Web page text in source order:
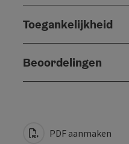
Toegankelijkheid
Beoordelingen
PDF aanmaken